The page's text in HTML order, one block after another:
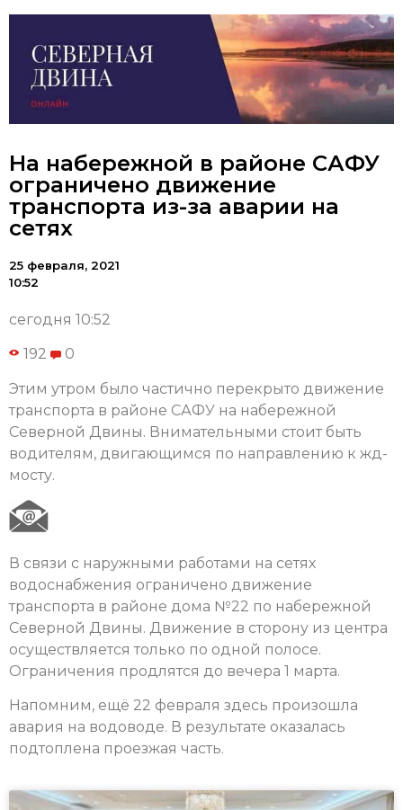
На набережной в районе САФУ
ограничено движение
транспорта из-за аварии на
сетях
25 февраля, 2021
10:52
сегодня 10:52
192 0
Этим утром было частично перекрыто движение
транспорта в районе САФУ на набережной
Северной Двины. Внимательными стоит быть
водителям, двигающимся по направлению к жд-
мосту.
В связи с наружными работами на сетях
водоснабжения ограничено движение
транспорта в районе дома №22 по набережной
Северной Двины. Движение в сторону из центра
осуществляется только по одной полосе.
Ограничения продлятся до вечера 1 марта.
Напомним, ещё 22 февраля здесь произошла
авария на водоводе. В результате оказалась
подтоплена проезжая часть.